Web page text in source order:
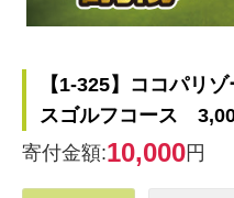
【1-325】ココパリ
スゴルフコース
寄付金額:10,000円